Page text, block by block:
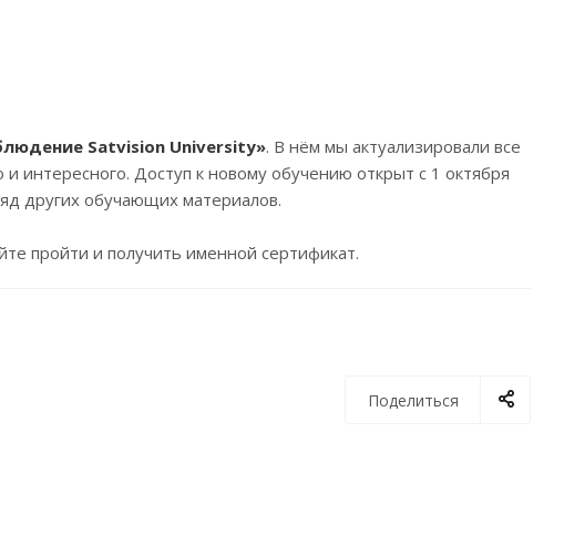
Satvision University». В нём мы актуализировали все
Доступ к новому обучению открыт с 1 октября
других обучающих материалов.
пройти и получить именной сертификат.
Поделиться